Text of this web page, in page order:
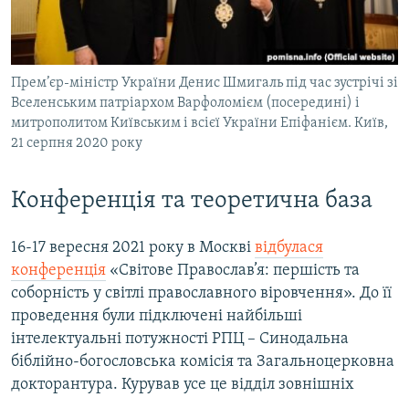
Прем’єр-міністр України Денис Шмигаль під час зустрічі зі
Вселенським патріархом Варфоломієм (посередині) і
митрополитом Київським і всієї України Епіфанієм. Київ,
21 серпня 2020 року
Конференція та теоретична база
16-17 вересня 2021 року в Москві відбулася
конференція «Світове Православ’я: першість та
соборність у світлі православного віровчення». До її
проведення були підключені найбільші
інтелектуальні потужності РПЦ – Синодальна
біблійно-богословська комісія та Загальноцерковна
докторантура. Курував усе це відділ зовнішніх